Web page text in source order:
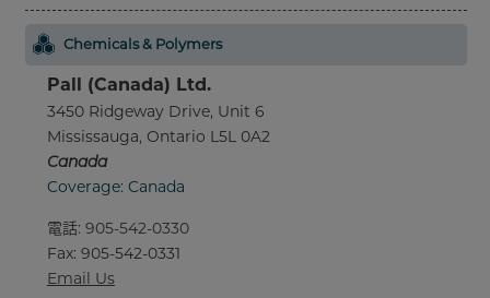
Chemicals & Polymers
Pall (Canada) Ltd.
3450 Ridgeway Drive, Unit 6
Mississauga, Ontario L5L 0A2
Canada
Coverage: Canada
電話: 905-542-0330
Fax: 905-542-0331
Email Us